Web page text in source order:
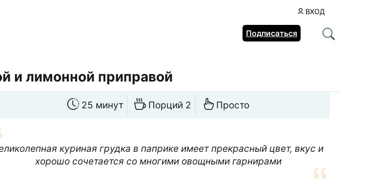
ВХОД
Подписаться
и лимонной приправой
25 минут Порций 2 Просто
куриная грудка в паприке имеет прекрасный цвет, вкус и
хорошо сочетается со многими овощными гарнирами